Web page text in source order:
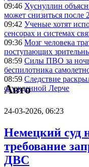
09:46 Хуснуллин
может снизиться после
09:42 Ученые хотят
сенсорах и системах
09:36 Мозг человека
поступающих
08:59 Силы ПВО за ночь
беспилотника
08:59 Следствие
осужденной Лерче
Авто
24-03-2026, 06:23
Немецкий суд
требование
ДВС